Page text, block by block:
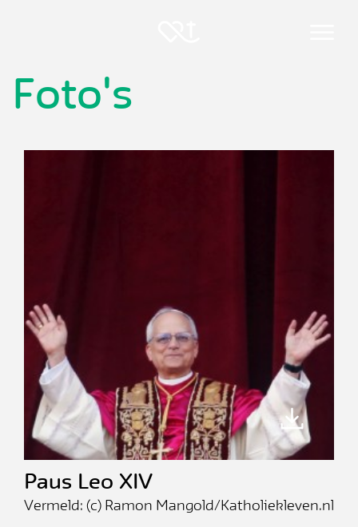
Foto's
Paus Leo XIV
Vermeld: (c) Ramon Mangold/Katholiekleven.nl